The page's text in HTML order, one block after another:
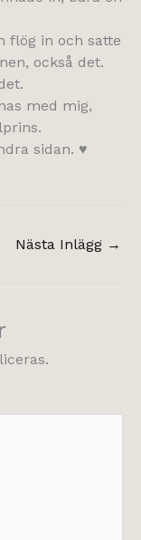
flög in och satte
också det.
med mig,
sidan. ♥
Nästa Inlägg →